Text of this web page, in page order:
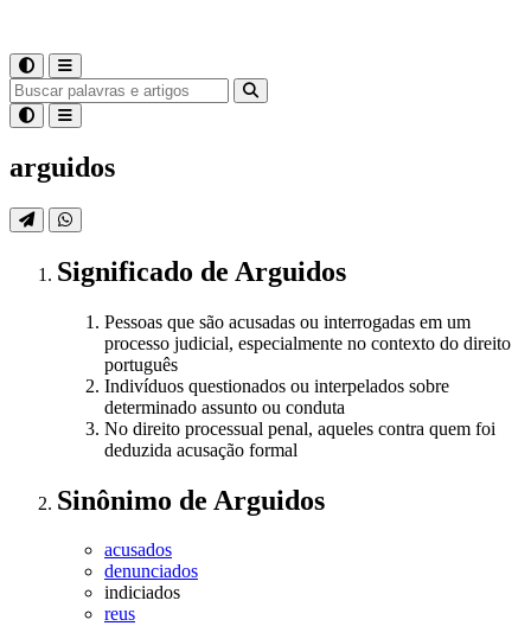
arguidos
Significado de Arguidos
Pessoas que são acusadas ou interrogadas em um
processo judicial, especialmente no contexto do direito
português
Indivíduos questionados ou interpelados sobre
determinado assunto ou conduta
No direito processual penal, aqueles contra quem foi
deduzida acusação formal
Sinônimo de Arguidos
acusados
denunciados
indiciados
reus